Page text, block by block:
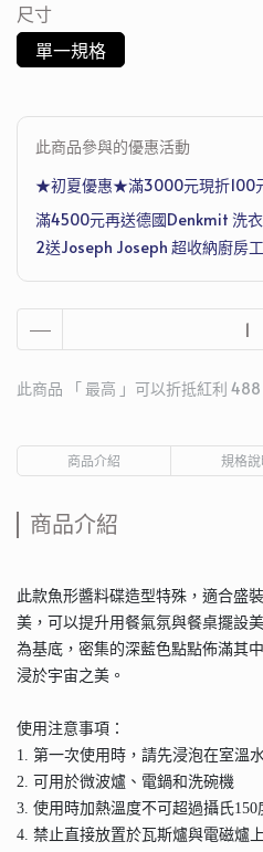
尺寸
單一規格
此商品參與的優惠活動
★初夏優惠★滿3000元現折100
滿4500元再送德國Denkmit 洗
2送Joseph Joseph 超收納廚房
此商品 「 最高 」可以折抵紅利 488
商品介紹 規格說
商品介紹
此款魚形醬料碟造型特殊，適合盛
美，可以提升用餐氣氛與餐桌擺設
為基底，密集的深藍色點點佈滿其
浸於宇宙之美。
使用注意事項：
1. 第一次使用時，請先浸泡在室溫
2. 可用於微波爐、電鍋和洗碗機
3. 使用時加熱溫度不可超過攝氏150
4. 禁止直接放置於瓦斯爐與電磁爐